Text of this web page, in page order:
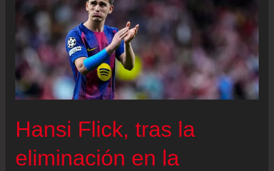
apuesta
por
la
industria,
el
base
una
Hansi Flick, tras la
eliminación en la